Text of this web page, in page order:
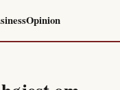
Opinion